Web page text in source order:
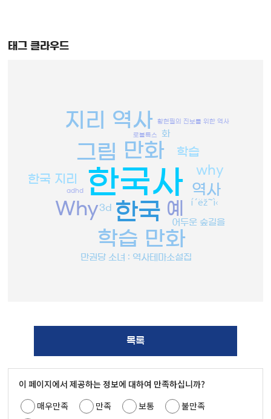
태그 클라우드
한국사
한국
만화
학습 만화
그림
지리 역사
Why 예
역사
한국 지리
why
학습
3d
í´ëž˜ì‹
만권당 소녀 : 역사테마소설집
어두운 숲길을
화
황현필의 진보를 위한 역사
adhd
로블록스
목록
이 페이지에서 제공하는 정보에 대하여 만족하십니까?
매우만족
만족 보통
불만족